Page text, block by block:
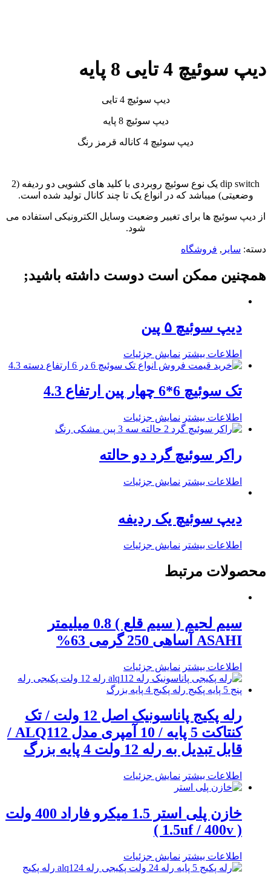
دیپ سوئیچ 4 تایی 8 پایه
دیپ سوئیچ 4 تایی
دیپ سوئیچ 8 پایه
دیپ سوئیچ 4 کاناله قرمز رنگ
dip switch یک نوع سوئیچ روبردی با کلید های کشویی دو ردیفه (2
وضعیتی) میباشد که در انواع یک تا چند کانال تولید شده است.
از دیپ سوئیچ ها برای تغییر وضعیت وسایل الکترونیکی استفاده می
شود.
دسته: سایر , فروشگاه
همچنین ممکن است دوست داشته باشید;
دیپ سوئیچ ۵ پین
اطلاعات بیشتر نمایش جزئیات
تک سوئیچ 6*6 چهار پین ارتفاع 4.3
اطلاعات بیشتر نمایش جزئیات
راکر سوئیچ گرد دو حالته
اطلاعات بیشتر نمایش جزئیات
دیپ سوئیچ یک ردیفه
اطلاعات بیشتر نمایش جزئیات
محصولات مرتبط
سیم لحیم ( سیم قلع ) 0.8 میلیمتر
ASAHI آساهی 250 گرمی 63%
اطلاعات بیشتر نمایش جزئیات
رله پکیج پاناسونیک اصل 12 ولت / تک
کنتاکت 5 پایه / 10 آمپری مدل ALQ112 /
قابل تبدیل به رله 12 ولت 4 پایه بزرگ
اطلاعات بیشتر نمایش جزئیات
خازن پلی استر 1.5 میکرو فاراد 400 ولت
( 1.5uf / 400v )
اطلاعات بیشتر نمایش جزئیات